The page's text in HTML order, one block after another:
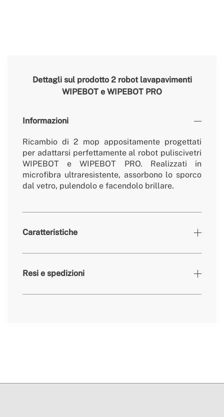
Dettagli sul prodotto 2 robot lavapavimenti
WIPEBOT e WIPEBOT PRO
Informazioni
Ricambio di 2 mop appositamente progettati
per adattarsi perfettamente al robot puliscivetri
WIPEBOT e WIPEBOT PRO. Realizzati in
microfibra ultraresistente, assorbono lo sporco
dal vetro, pulendolo e facendolo brillare.
Caratteristiche
» Accessori
Resi e spedizioni